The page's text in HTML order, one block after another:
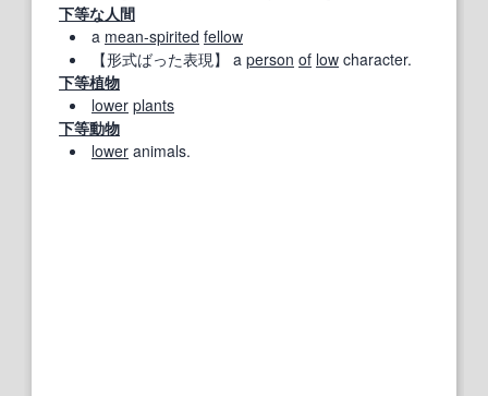
下等な人間
a mean‐spirited fellow
【形式ばった表現】 a person of low character.
下等植物
lower plants
下等動物
lower animals.